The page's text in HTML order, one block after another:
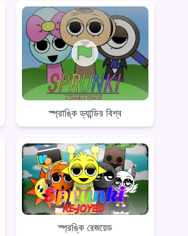
স্প্রাঙ্কি ড্যান্ডির বিশ্ব
স্প্রঙ্কি রেজয়েড